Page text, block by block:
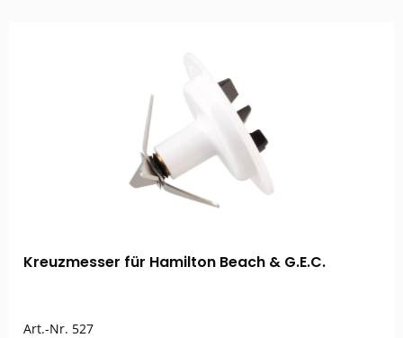
Kreuzmesser für Hamilton Beach & G.E.C.
Art.-Nr. 527